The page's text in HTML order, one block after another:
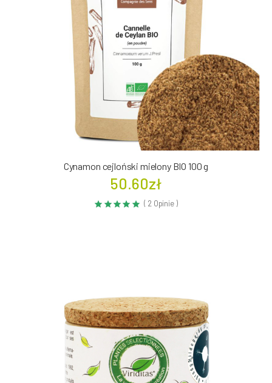
Cynamon cejloński mielony BIO 100 g
50.60zł
( 2 Opinie )